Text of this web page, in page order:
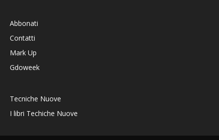
Abbonati
Contatti
Mark Up
Gdoweek
Tecniche Nuove
I libri Techiche Nuove